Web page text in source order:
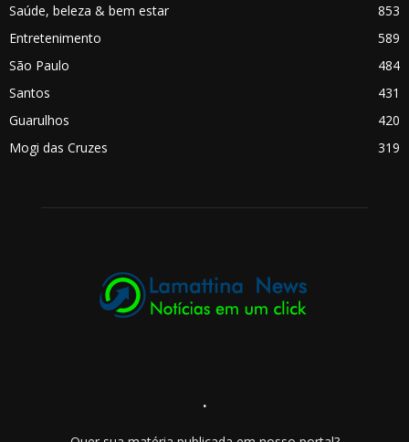
Saúde, beleza & bem estar
853
Entretenimento
589
São Paulo
484
Santos
431
Guarulhos
420
Mogi das Cruzes
319
.